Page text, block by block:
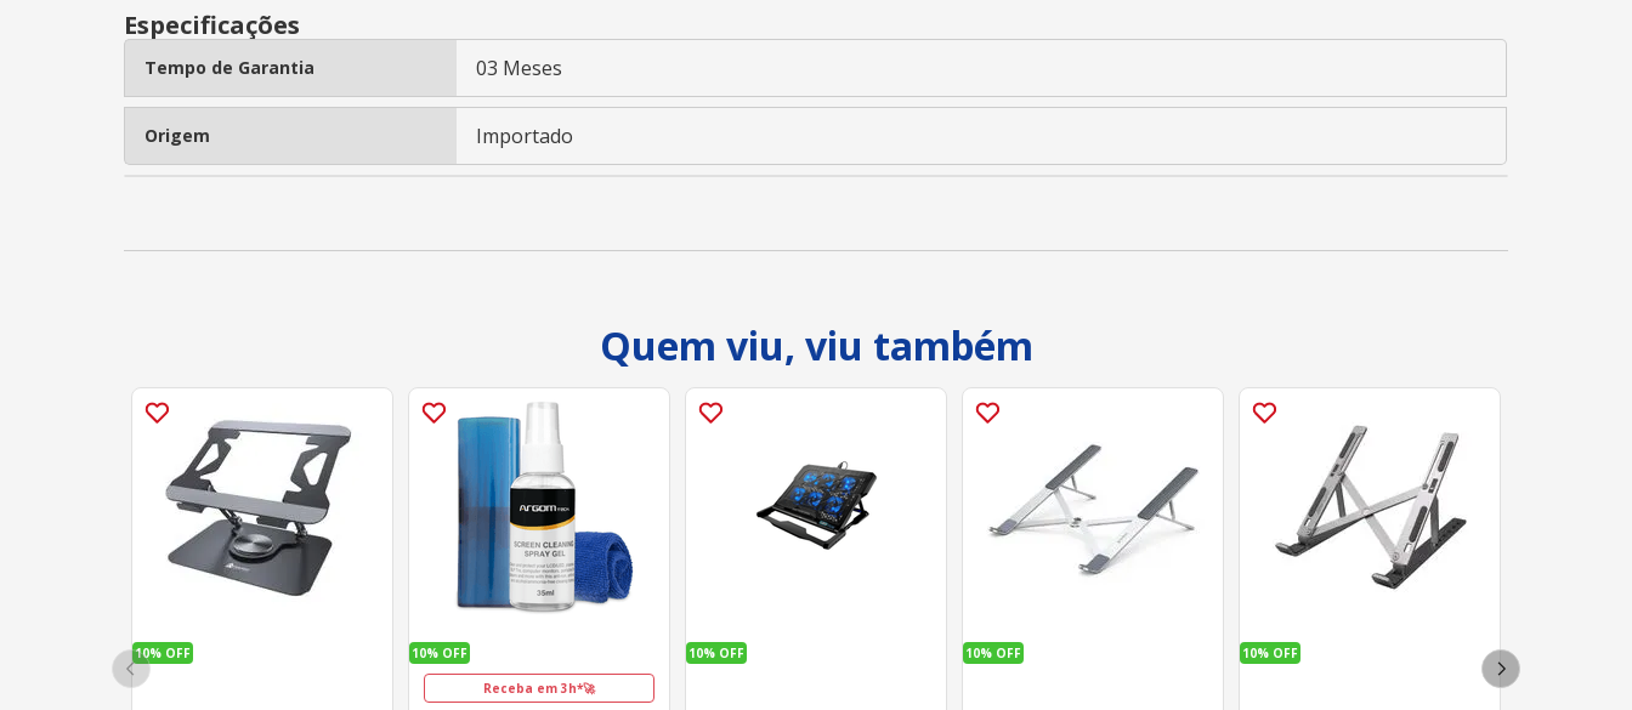
Especificações
Tempo de Garantia 03 Meses
Origem Importado
Quem viu, viu também
10% OFF 10% OFF
Receba em 3h*🚀
10% OFF 10% OFF 10% OFF